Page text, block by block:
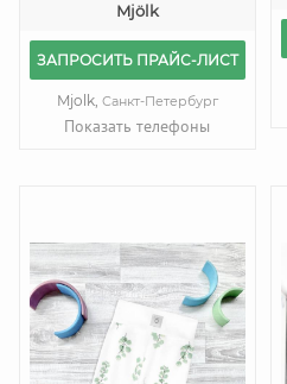
Mjölk
ЗАПРОСИТЬ ПРАЙС-ЛИСТ
Mjolk, Санкт-Петербург
Показать телефоны